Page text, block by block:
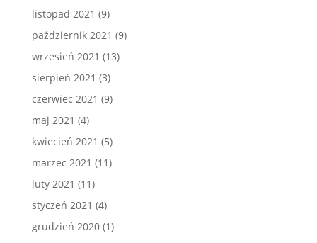
listopad 2021 (9)
październik 2021 (9)
wrzesień 2021 (13)
sierpień 2021 (3)
czerwiec 2021 (9)
maj 2021 (4)
kwiecień 2021 (5)
marzec 2021 (11)
luty 2021 (11)
styczeń 2021 (4)
grudzień 2020(1)